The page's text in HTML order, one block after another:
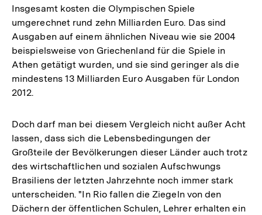
der
Fußnote
Insgesamt kosten die Olympischen Spiele
umgerechnet rund zehn Milliarden Euro. Das sind
Ausgaben auf einem ähnlichen Niveau wie sie 2004
beispielsweise von Griechenland für die Spiele in
Athen getätigt wurden, und sie sind geringer als die
mindestens 13 Milliarden Euro Ausgaben für London
2012.
Doch darf man bei diesem Vergleich nicht außer Acht
lassen, dass sich die Lebensbedingungen der
Großteile der Bevölkerungen dieser Länder auch trotz
des wirtschaftlichen und sozialen Aufschwungs
Brasiliens der letzten Jahrzehnte noch immer stark
unterscheiden. "In Rio fallen die Ziegeln von den
Dächern der öffentlichen Schulen, Lehrer erhalten ein